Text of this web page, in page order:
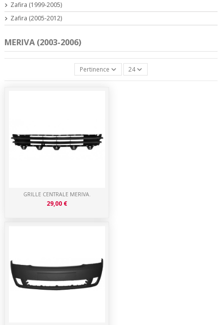
MERIVA (2003-2006)
Pertinence 24
GRILLE CENTRALE MERIVA.
29,00 €
Zafira (1999-2005)
Zafira (2005-2012)